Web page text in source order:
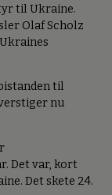
til Ukraine.
Olaf Scholz
til
nu
Det var, kort
Det skete 24.